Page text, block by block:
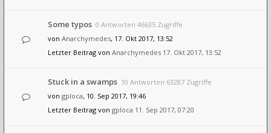
Some typos 0 Antworten 46635 Zugriffe
von Anarchymedes, 17. Okt 2017, 13:52
Letzter Beitrag von Anarchymedes 17. Okt 2017, 13:52
Stuck in a swamps 10 Antworten 63287 Zugriffe
von gploca, 10. Sep 2017, 19:46
Letzter Beitrag von gploca 11. Sep 2017, 07:20